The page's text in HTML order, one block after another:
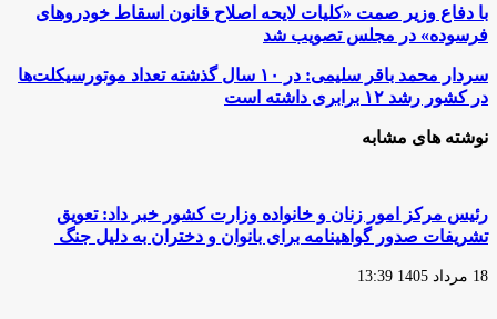
با
دفاع
وزیر
صمت
«کلیات
لایحه
قانون
در
مجلس
شد
با دفاع وزیر صمت «کلیات لایحه اصلاح قانون اسقاط خودروهای
فرسوده» در مجلس تصویب شد
سردار
محمد
باقر
سلیمی:
در
گذشته
تعداد
موتورسیکلت‌ها
کشور
سردار محمد باقر سلیمی: در ۱۰ سال گذشته تعداد موتورسیکلت‌ها
در کشور رشد ۱۲ برابری داشته است
نوشته های مشابه
رئیس مرکز امور زنان و خانواده وزارت کشور خبر داد: تعویق
تشریفات صدور گواهینامه برای بانوان و دختران به دلیل جنگ
18 مرداد 1405 13:39